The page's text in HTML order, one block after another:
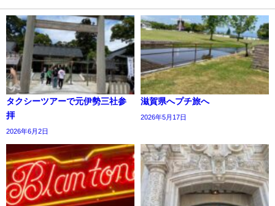
タクシーツアーで元伊勢三社参
拝
2026年6月2日
滋賀県へプチ旅へ
2026年5月17日